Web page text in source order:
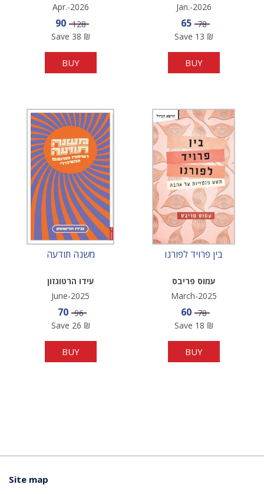
Apr.-2026
Sale price
90 Price
128
Save 38 ₪
BUY
Jan.-2026
Sale price
65 Price
78
Save 13 ₪
BUY
משנה תודעה
עידו הרטוגזון
June-2025
Sale price
70 Price
96
Save 26 ₪
BUY
בין פרויד לפורנו
עמוס פריבס
March-2025
Sale price
60 Price
78
Save 18 ₪
BUY
Site map